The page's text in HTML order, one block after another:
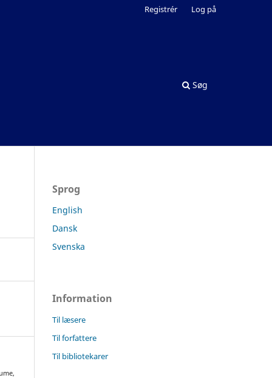
Søg
Registrér Log på
Sprog
English
Dansk
Svenska
Information
Til læsere
Til forfattere
Til bibliotekarer